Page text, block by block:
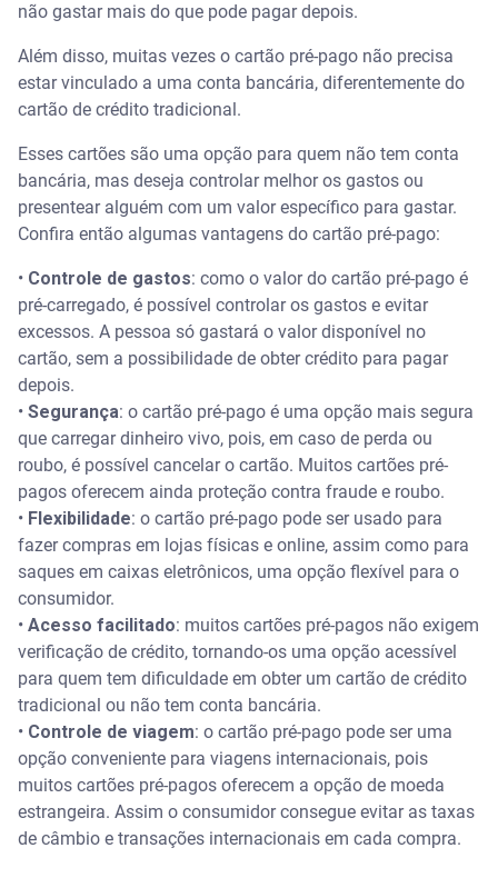
não gastar mais do que pode pagar depois.
Além disso, muitas vezes o cartão pré-pago não precisa
estar vinculado a uma conta bancária, diferentemente do
cartão de crédito tradicional.
Esses cartões são uma opção para quem não tem conta
bancária, mas deseja controlar melhor os gastos ou
presentear alguém com um valor específico para gastar.
Confira então algumas vantagens do cartão pré-pago:
• Controle de gastos: como o valor do cartão pré-pago é
pré-carregado, é possível controlar os gastos e evitar
excessos. A pessoa só gastará o valor disponível no
cartão, sem a possibilidade de obter crédito para pagar
depois.
• Segurança: o cartão pré-pago é uma opção mais segura
que carregar dinheiro vivo, pois, em caso de perda ou
roubo, é possível cancelar o cartão. Muitos cartões pré-
pagos oferecem ainda proteção contra fraude e roubo.
• Flexibilidade: o cartão pré-pago pode ser usado para
fazer compras em lojas físicas e online, assim como para
saques em caixas eletrônicos, uma opção flexível para o
consumidor.
• Acesso facilitado: muitos cartões pré-pagos não exigem
verificação de crédito, tornando-os uma opção acessível
para quem tem dificuldade em obter um cartão de crédito
tradicional ou não tem conta bancária.
• Controle de viagem: o cartão pré-pago pode ser uma
opção conveniente para viagens internacionais, pois
muitos cartões pré-pagos oferecem a opção de moeda
estrangeira. Assim o consumidor consegue evitar as taxas
de câmbio e transações internacionais em cada compra.